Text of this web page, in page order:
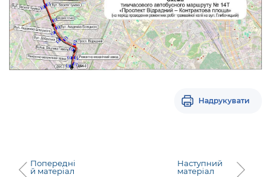
Надрукувати
Попередні
й матеріал
Наступний
матеріал